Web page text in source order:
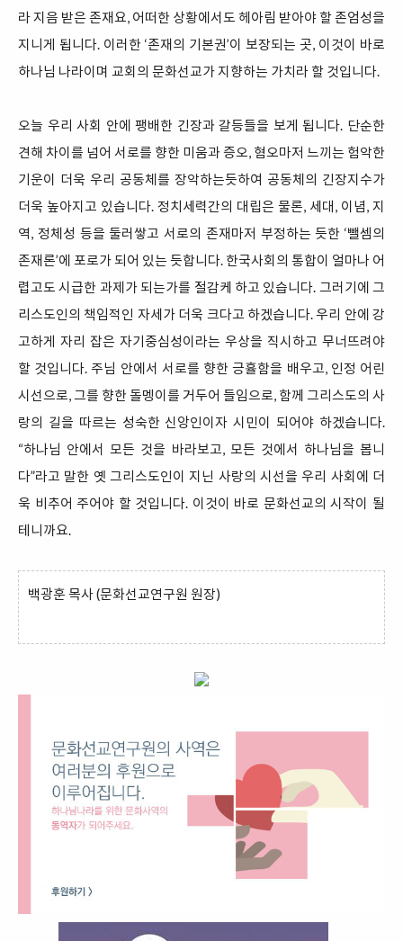
라 지음 받은 존재요, 어떠한 상황에서도 헤아림 받아야 할 존엄성을
지니게 됩니다. 이러한 ‘존재의 기본권’이 보장되는 곳, 이것이 바로
하나님 나라이며 교회의 문화선교가 지향하는 가치라 할 것입니다.
오늘 우리 사회 안에 팽배한 긴장과 갈등들을 보게 됩니다. 단순한
견해 차이를 넘어 서로를 향한 미움과 증오, 혐오마저 느끼는 험악한
기운이 더욱 우리 공동체를 장악하는듯하여 공동체의 긴장지수가
더욱 높아지고 있습니다. 정치세력간의 대립은 물론, 세대, 이념, 지
역, 정체성 등을 둘러쌓고 서로의 존재마저 부정하는 듯한 ‘뺄셈의
존재론’에 포로가 되어 있는 듯합니다. 한국사회의 통합이 얼마나 어
렵고도 시급한 과제가 되는가를 절감케 하고 있습니다. 그러기에 그
리스도인의 책임적인 자세가 더욱 크다고 하겠습니다. 우리 안에 강
고하게 자리 잡은 자기중심성이라는 우상을 직시하고 무너뜨려야
할 것입니다. 주님 안에서 서로를 향한 긍휼함을 배우고, 인정 어린
시선으로, 그를 향한 돌멩이를 거두어 들임으로, 함께 그리스도의 사
랑의 길을 따르는 성숙한 신앙인이자 시민이 되어야 하겠습니다.
“하나님 안에서 모든 것을 바라보고, 모든 것에서 하나님을 봅니
다”라고 말한 옛 그리스도인이 지닌 사랑의 시선을 우리 사회에 더
욱 비추어 주어야 할 것입니다. 이것이 바로 문화선교의 시작이 될
테니까요.
백광훈 목사 (문화선교연구원 원장)